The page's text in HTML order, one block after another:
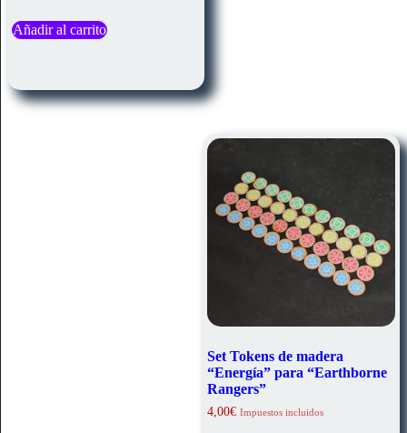
Añadir al carrito
Set Tokens de madera
“Energía” para “Earthborne
Rangers”
4,00€ Impuestos incluidos